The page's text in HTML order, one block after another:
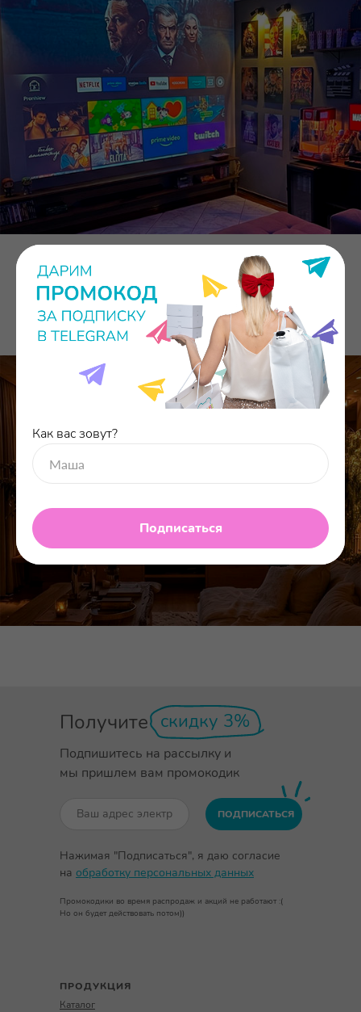
Получите
ПОДПИСАТЬСЯ
Подпишитесь на рассылку и
мы пришлем вам промокодик
Промокодики во время распродаж и акций не работают :(
Но он будет действовать потом))
скидку 3%
Нажимая "Подписаться", я даю согласие
на обработку персональных данных
ПРОДУКЦИЯ
Каталог
Как вас зовут?
Подписаться